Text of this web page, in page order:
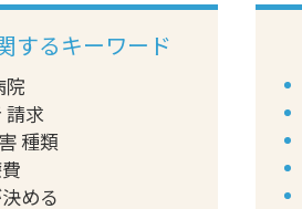
するキーワード
院
請求
種類
める